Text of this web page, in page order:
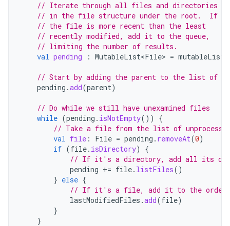
// Iterate through all files and directories
// in the file structure under the root.  If
// the file is more recent than the least
// recently modified, add it to the queue,
// limiting the number of results.
val pending : MutableList<File> =
// Start by adding the parent to the list of
pending .add(parent)
// Do while we still have unexamined files
while (pending . isNotEmpty())
{
// Take a file from the list of
val file : File = pending . removeAt(0)
if (file. isDirectory)
{
// If it's a directory, add all its
pending += file. listFiles()
} else {
// If it's a file, add it to the
lastModifiedFiles .add(file)
}
}